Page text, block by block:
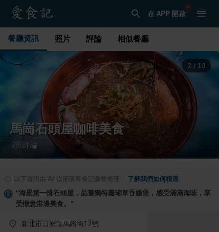
在 APP 開啟
餐廳資訊 照片 評論 相似餐廳
3 / 10
馬崗石頭屋咖啡美食
· 2 則評論
以下資訊由 AI 從部落客食記彙整整理 了解我們如何精選
“海景第一排石頭屋，品嘗獨特珊瑚草香腸堡，感受滿滿海味，享
受愜意港邊美食。 ”
新北市貢寮區馬崗街17號